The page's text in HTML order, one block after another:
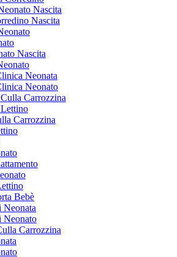
Nascita
Nascita
Nascita
Neonata
Neonato
Carrozzina
Carrozzina
Bebè
Neonata
Neonato
Carrozzina